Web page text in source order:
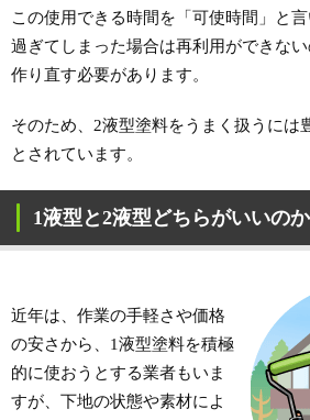
この使用できる時間を「可使時間」と
過ぎてしまった場合は再利用ができな
作り直す必要があります。
そのため、2液型塗料をうまく扱うには
とされています。
1液型と2液型どちらがいいのか
近年は、作業の手軽さや価格
の安さから、1液型塗料を積極
的に使おうとする業者もいま
すが、下地の状態や素材によ